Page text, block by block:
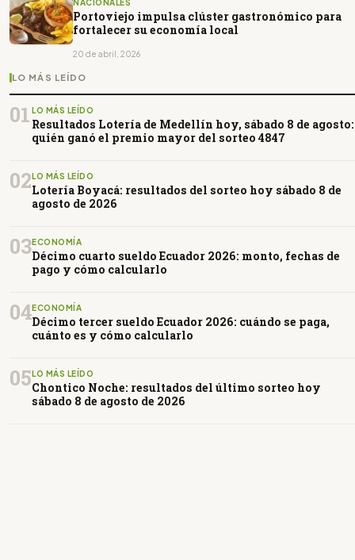
NACIONALES
Portoviejo impulsa clúster gastronómico para
fortalecer su economía local
20 de abril, 2026
LO MÁS LEÍDO
01 LO MÁS LEÍDO
Resultados Lotería de Medellín hoy, sábado 8 de agosto:
quién ganó el premio mayor del sorteo 4847
02LO MÁS LEÍDO
Lotería Boyacá: resultados del sorteo hoy sábado 8 de
agosto de 2026
03ECONOMÍA
Décimo cuarto sueldo Ecuador 2026: monto, fechas de
pago y cómo calcularlo
04ECONOMÍA
Décimo tercer sueldo Ecuador 2026: cuándo se paga,
cuánto es y cómo calcularlo
05LO MÁS LEÍDO
Chontico Noche: resultados del último sorteo hoy
sábado 8 de agosto de 2026